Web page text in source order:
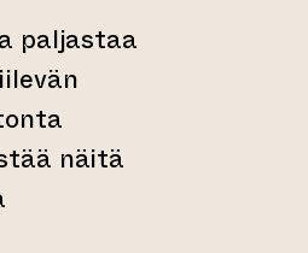
paljastaa
näitä